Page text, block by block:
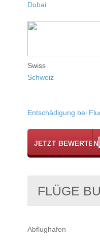
Dubai
Swiss
Schweiz
Entschädigung bei
JETZT BEWERTEN
FLÜGE